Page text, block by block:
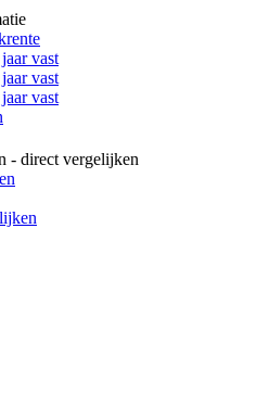
vast
vast
vast
- direct vergelijken